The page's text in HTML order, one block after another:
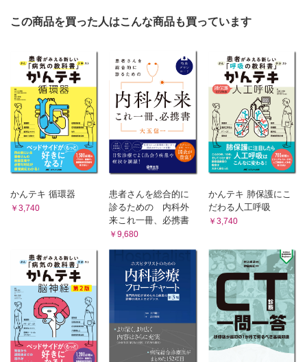
胃潰瘍（横井千寿）
上腸間膜動脈症候群（畑啓昭）
胃がんに対する治療（畑啓昭）
6章 小腸・大腸の病気
大腸がん（松末亮）
大腸ポリープ（太田義之）
腸閉塞（中西宏貴）
痔核・痔瘻（松末亮）
虫垂炎（岡田はるか）
クローン病（江坂直樹）
過敏性腸症候群（IBS）（江坂直樹）
偽膜性腸炎（CDI）（西村翔）
腸結核（太田義之）
虚血性腸炎（太田義之）
大腸ポリポーシス（花田圭太）
憩室炎（三木晶森）
上腸間膜動脈閉塞症（濱中訓生）
NOMI：非閉塞性腸管虚血（濱中訓生）
大腸の病気に対する治療
この商品を買った人はこんな商品も買っています
かんテキ 循環器
￥3,740
患者さんを総合的に
診るための 内科外
来これ一冊、必携書
￥9,680
かんテキ 肺保護にこ
だわる人工呼吸
￥3,740